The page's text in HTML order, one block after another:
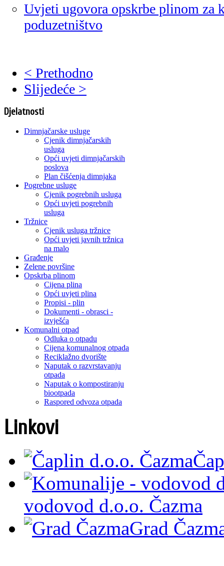
Uvjeti ugovora opskrbe plinom za
poduzetništvo
< Prethodno
Slijedeće >
Djelatnosti
Dimnjačarske usluge
Cjenik dimnjačarskih
usluga
Opći uvjeti dimnjačarskih
poslova
Plan čišćenja dimnjaka
Pogrebne usluge
Cjenik pogrebnih usluga
Opći uvjeti pogrebnih
usluga
Tržnice
Cjenik usluga tržnice
Opći uvjeti javnih tržnica
na malo
Građenje
Zelene površine
Opskrba plinom
Cijena plina
Opći uvjeti plina
Propisi - plin
Dokumenti - obrasci -
izvješća
Komunalni otpad
Odluka o otpadu
Cijena komunalnog otpada
Reciklažno dvorište
Naputak o razvrstavanju
otpada
Naputak o kompostiranju
biootpada
Raspored odvoza otpada
Linkovi
vodovod d.o.o. Čazma
Grad